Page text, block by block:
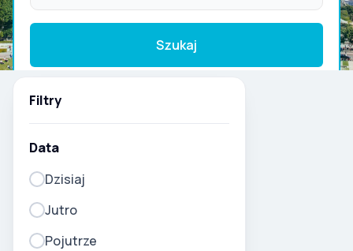
Szukaj
Filtry
Data
Dzisiaj
Jutro
Pojutrze